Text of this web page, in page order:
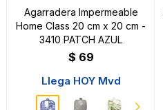
Agarradera Impermeable
Home Class 20 cm x 20 cm -
3410 PATCH AZUL
$ 69
Llega HOY Mvd